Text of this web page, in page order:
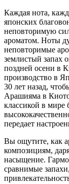
Каждая нота,
японских
неповторимую
ароматом. Ноты
неповторимые
землистый запах
поздней осени в
производство в
30 лет назад,
Арашияма в
классикой в мире
передает
Вы ощутите, как
композициям,
насыщение.
сравнимые